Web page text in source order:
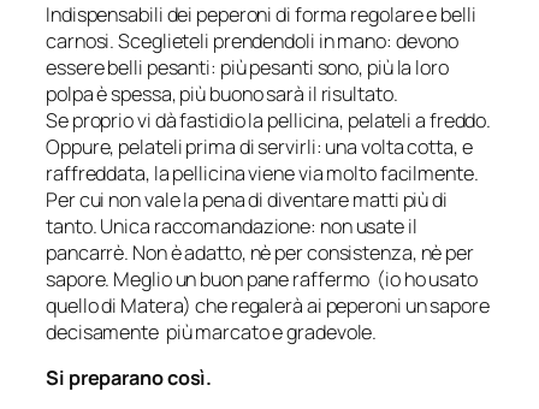
Indispensabili dei peperoni di forma regolare e belli
carnosi. Sceglieteli prendendoli in mano: devono
essere belli pesanti: più pesanti sono, più la loro
polpa è spessa, più buono sarà il risultato.
Se proprio vi dà fastidio la pellicina, pelateli a freddo.
Oppure, pelateli prima di servirli: una volta cotta, e
raffreddata, la pellicina viene via molto facilmente.
Per cui non vale la pena di diventare matti più di
tanto. Unica raccomandazione: non usate il
pancarrè. Non è adatto, nè per consistenza, nè per
sapore. Meglio un buon pane raffermo (io ho usato
quello di Matera) che regalerà ai peperoni un sapore
decisamente più marcato e gradevole.
Si preparano così.